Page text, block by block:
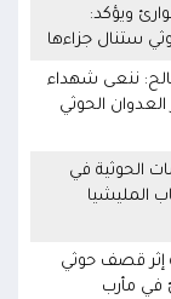
ويؤكد:
ستنال جزاءها
ننعى شهداء
العدوان الحوثي
الحوثية في
المليشيا
إثر قصف حوثي
في مأرب